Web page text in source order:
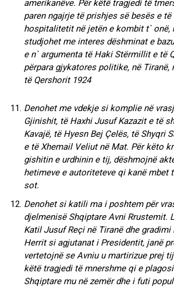
amerikanëve. Për këtë tragjedi të
paren ngajrje të prishjes së besës e
hospitalitetit në jetën e kombit t` onë,
studjohet me interes dëshminat e
e n` argumenta të Haki Stërmillit e të
përpara gjykatores politike, në
të Qershorit 1924
Denohet me vdekje si komplie në
Gjinishit, të Haxhi Jusuf Kazazit e të
Kavajë, të Hyesn Bej Çelës, të Shyqri
e të Xhemail Veliut në Mat. Për këto
gishitin e urdhinin e tij, dëshmojnë
hetimeve e autoriteteve qi kanë mbet
sot.
Denohet si katili ma i poshtem për
djelmenisë Shqiptare Avni Rrustemit.
Katil Jusuf Reçi në Tiranë dhe
Herrit si agjutanat i Presidentit, janë
vertetojnë se Avniu u martirizue prej
këtë tragjedi të mnershme qi e
Shqiptare mu në zemër dhe i futi